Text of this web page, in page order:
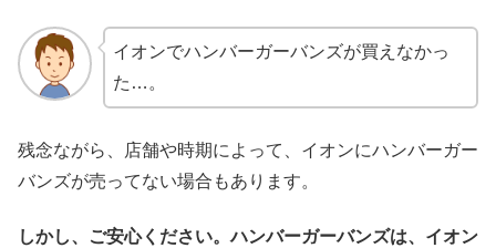
イオンでハンバーガーバンズが買えなかっ
た…。
残念ながら、店舗や時期によって、イオンにハンバーガー
バンズが売ってない場合もあります。
しかし、ご安心ください。ハンバーガーバンズは、イオン